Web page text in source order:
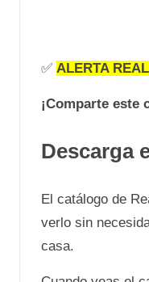
✅ ALERTA
¡Comparte
Descarga
El catálogo de
verlo sin
casa.